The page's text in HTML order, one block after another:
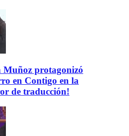
protagonizó
en Contigo en la
de traducción!